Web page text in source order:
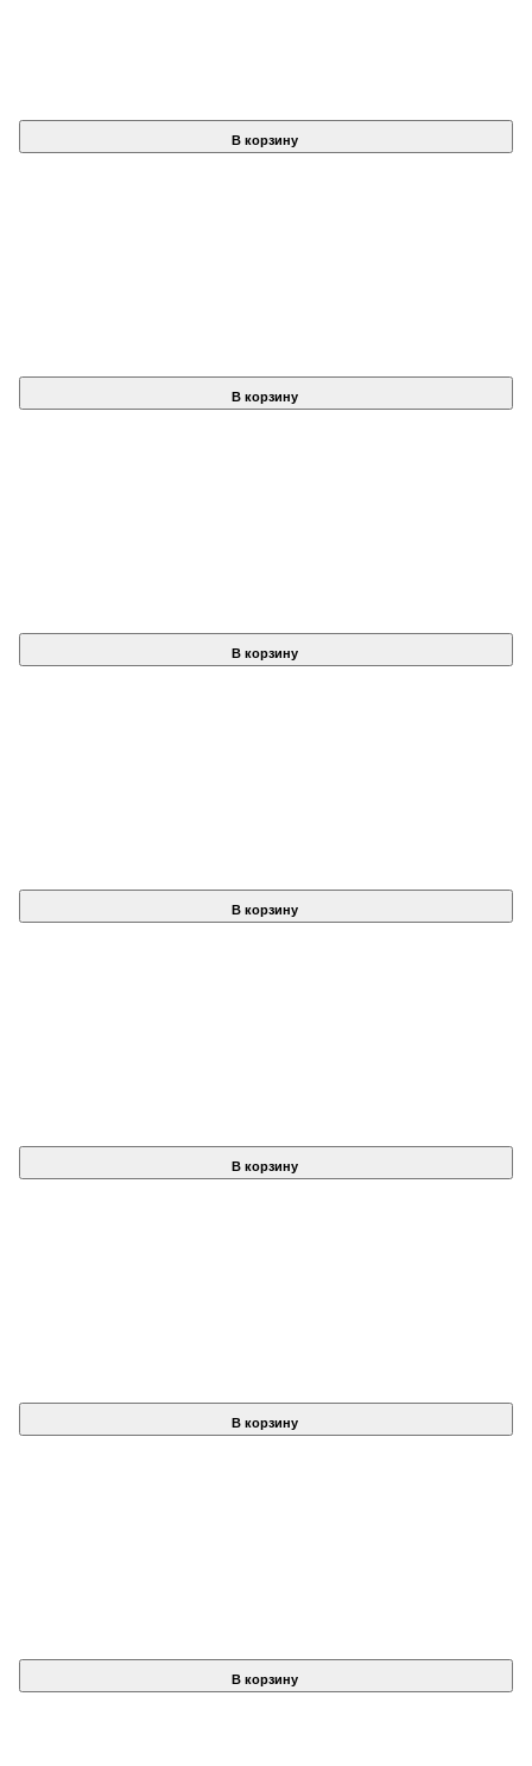
В корзину
В корзину
В корзину
В корзину
В корзину
В корзину
В корзину